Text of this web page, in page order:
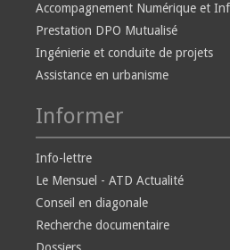
Accompagnement Numérique et
Prestation DPO Mutualisé
Ingénierie et conduite de projets
Assistance en urbanisme
Informer
Info-lettre
Le Mensuel - ATD Actualité
Conseil en diagonale
Recherche documentaire